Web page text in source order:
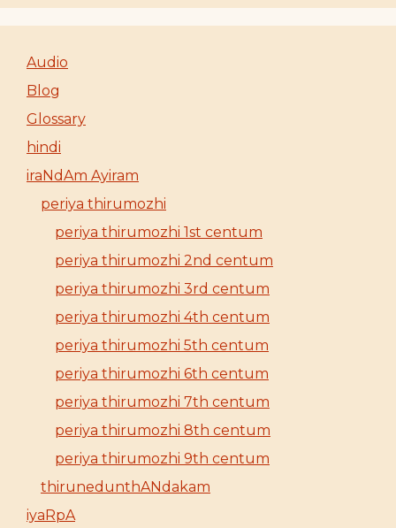
Audio
Blog
Glossary
hindi
iraNdAm Ayiram
periya thirumozhi
periya thirumozhi 1st centum
periya thirumozhi 2nd centum
periya thirumozhi 3rd centum
periya thirumozhi 4th centum
periya thirumozhi 5th centum
periya thirumozhi 6th centum
periya thirumozhi 7th centum
periya thirumozhi 8th centum
periya thirumozhi 9th centum
thirunedunthANdakam
iyaRpA